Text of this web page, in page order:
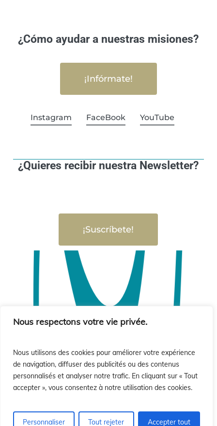
Nous respectons votre vie privée.
Nous utilisons des cookies pour améliorer votre expérience
de navigation, diffuser des publicités ou des contenus
personnalisés et analyser notre trafic. En cliquant sur « Tout
accepter », vous consentez à notre utilisation des cookies.
Personnaliser Tout rejeter Accepter tout
¿Cómo ayudar a nuestras misiones?
¡Infórmate!
Instagram FaceBook YouTube
¿Quieres recibir nuestra Newsletter?
¡Suscríbete!